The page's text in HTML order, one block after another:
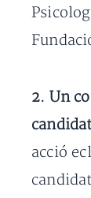
2. Un
acció